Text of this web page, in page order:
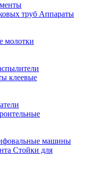
Аппараты
молотки
клеевые
машины
Стойки для